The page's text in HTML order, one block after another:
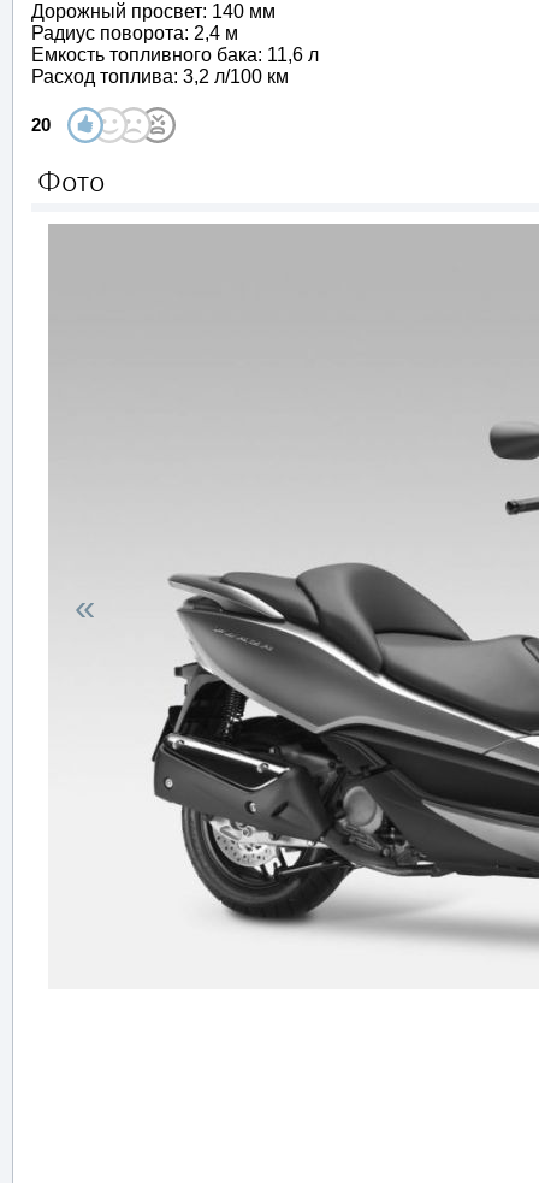
Дорожный просвет: 140 мм
Радиус поворота: 2,4 м
Емкость топливного бака: 11,6 л
Расход топлива: 3,2 л/100 км
20
Фото
«